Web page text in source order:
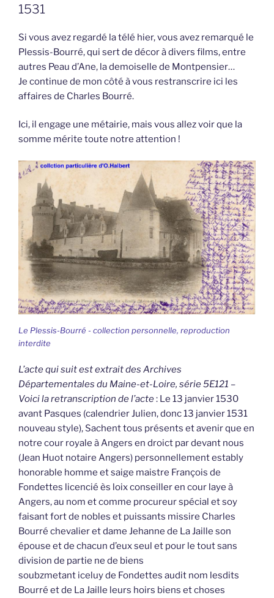
1531
Si vous avez regardé la télé hier, vous avez remarqué le
Plessis-Bourré, qui sert de décor à divers films, entre
autres Peau d’Ane, la demoiselle de Montpensier…
Je continue de mon côté à vous restranscrire ici les
affaires de Charles Bourré.
Ici, il engage une métairie, mais vous allez voir que la
somme mérite toute notre attention !
Le Plessis-Bourré - collection personnelle, reproduction
interdite
L’acte qui suit est extrait des Archives
Départementales du Maine-et-Loire, série 5E121 –
Voici la retranscription de l’acte: Le 13 janvier 1530
avant Pasques (calendrier Julien, donc 13 janvier 1531
nouveau style), Sachent tous présents et avenir que en
notre cour royale à Angers en droict par devant nous
(Jean Huot notaire Angers) personnellement estably
honorable homme et saige maistre François de
Fondettes licencié ès loix conseiller en cour laye à
Angers, au nom et comme procureur spécial et soy
faisant fort de nobles et puissants missire Charles
Bourré chevalier et dame Jehanne de La Jaille son
épouse et de chacun d’eux seul et pour le tout sans
division de partie ne de biens
soubzmetant iceluy de Fondettes audit nom lesdits
Bourré et de La Jaille leurs hoirs biens et choses